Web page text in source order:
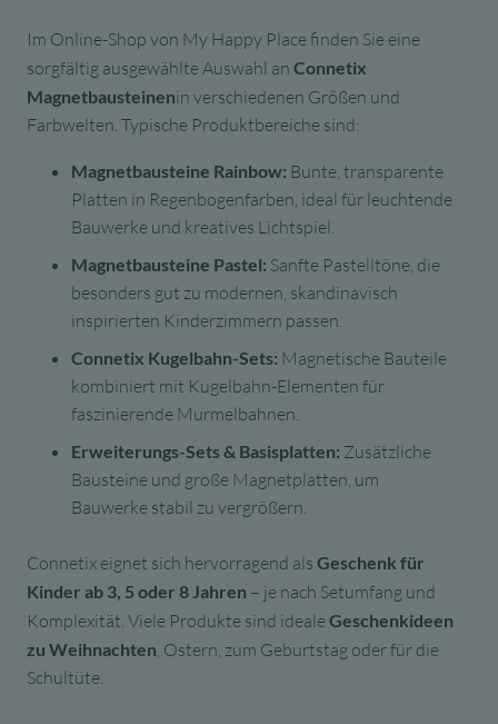
Im Online-Shop von My Happy Place finden Sie eine
sorgfältig ausgewählte Auswahl an Connetix
Magnetbausteinenin verschiedenen Größen und
Farbwelten. Typische Produktbereiche sind:
Magnetbausteine Rainbow: Bunte, transparente
Platten in Regenbogenfarben, ideal für leuchtende
Bauwerke und kreatives Lichtspiel.
Magnetbausteine Pastel: Sanfte Pastelltöne, die
besonders gut zu modernen, skandinavisch
inspirierten Kinderzimmern passen.
Connetix Kugelbahn-Sets: Magnetische Bauteile
kombiniert mit Kugelbahn-Elementen für
faszinierende Murmelbahnen.
Erweiterungs-Sets & Basisplatten: Zusätzliche
Bausteine und große Magnetplatten, um
Bauwerke stabil zu vergrößern.
Connetix eignet sich hervorragend als Geschenk für
Kinder ab 3, 5 oder 8 Jahren – je nach Setumfang und
Komplexität. Viele Produkte sind idealeGeschenkideen
zu Weihnachten , Ostern, zum Geburtstag oder für die
Schultüte.